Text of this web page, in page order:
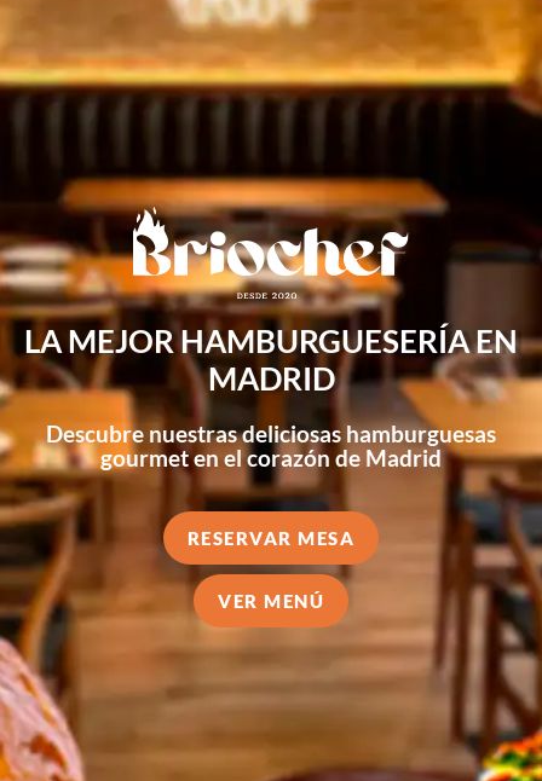
LA MEJOR HAMBURGUESERÍA EN
MADRID
Descubre nuestras deliciosas hamburguesas
gourmet en el corazón de Madrid
RESERVAR MESA
VER MENÚ